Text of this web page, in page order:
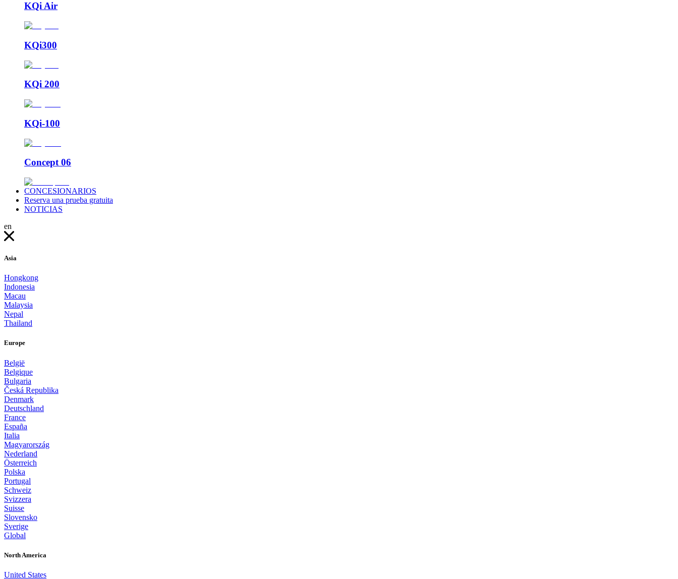
KQi Air
KQi300
KQi 200
KQi-100
Concept 06
CONCESIONARIOS
Reserva una prueba gratuita
NOTICIAS
en
Asia
Hongkong
Indonesia
Macau
Malaysia
Nepal
Thailand
Europe
België
Belgique
Bulgaria
Česká Republika
Denmark
Deutschland
France
España
Italia
Magyarország
Nederland
Österreich
Polska
Portugal
Schweiz
Svizzera
Suisse
Slovensko
Sverige
Global
North America
United States